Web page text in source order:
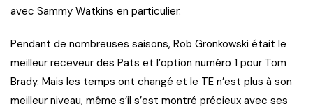
avec Sammy Watkins en particulier.
Pendant de nombreuses saisons, Rob Gronkowski était le
meilleur receveur des Pats et l’option numéro 1 pour Tom
Brady. Mais les temps ont changé et le TE n’est plus à son
meilleur niveau, même s’il s’est montré précieux avec ses